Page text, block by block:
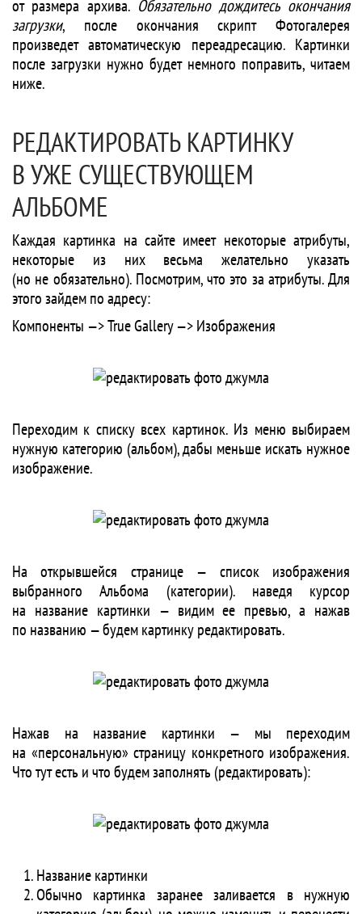
от размера архива. Обязательно дождитесь окончания
загрузки, после окончания скрипт Фотогалерея
произведет автоматическую переадресацию. Картинки
после загрузки нужно будет немного поправить, читаем
ниже.
РЕДАКТИРОВАТЬ КАРТИНКУ
В УЖЕ СУЩЕСТВУЮЩЕМ
АЛЬБОМЕ
Каждая картинка на сайте имеет некоторые атрибуты,
некоторые из них весьма желательно указать
(но не обязательно). Посмотрим, что это за атрибуты. Для
этого зайдем по адресу:
Компоненты —> True Gallery —> Изображения
Переходим к списку всех картинок. Из меню выбираем
нужную категорию (альбом), дабы меньше искать нужное
изображение.
На открывшейся странице — список изображения
выбранного Альбома (категории). наведя курсор
на название картинки — видим ее превью, а нажав
по названию — будем картинку редактировать.
Нажав на название картинки — мы переходим
на «персональную» страницу конкретного изображения.
Что тут есть и что будем заполнять (редактировать):
Название картинки
Обычно картинка заранее заливается в нужную